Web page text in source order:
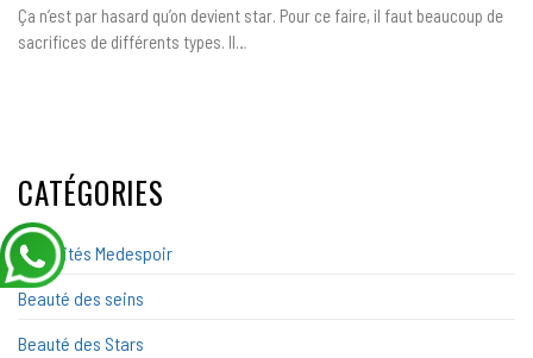
BIEL
Ça n’est par hasard qu’on devient star. Pour ce faire, il faut beaucoup de
sacrifices de différents types. Il…
CATÉGORIES
Actualités Medespoir
Beauté des seins
Beauté des Stars